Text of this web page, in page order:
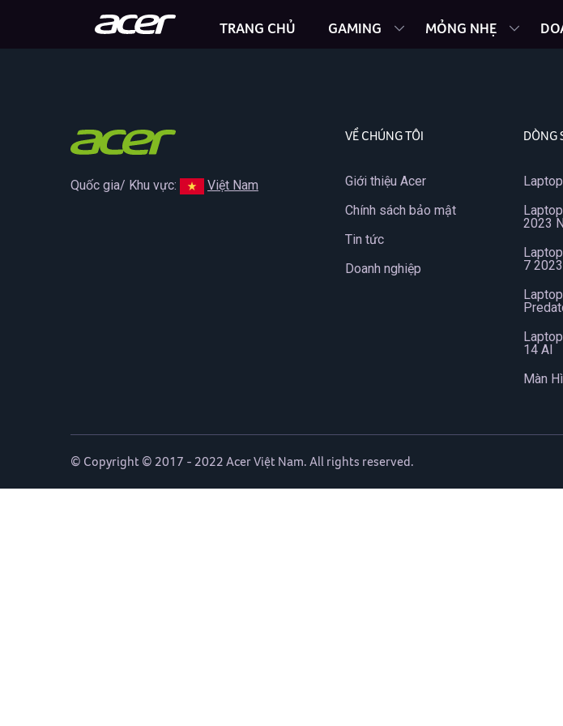
TRANG CHỦ GAMING MỎNG NHẸ
Quốc gia/ Khu vực: Việt Nam
VỀ CHÚNG TÔI
Giới thiệu Acer
Chính sách bảo mật
Tin tức
Doanh nghiệp
DÒNG
2023
7 2023
14 AI
Màn
© Copyright © 2017 - 2022 Acer Việt Nam. All rights reserved.